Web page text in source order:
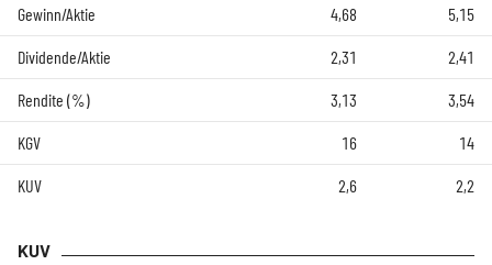
Gewinn/Aktie 4,68 5,15
Dividende/Aktie 2,31 2,41
Rendite (%) 3,13 3,54
KGV 16 14
KUV 2,6 2,2
KUV